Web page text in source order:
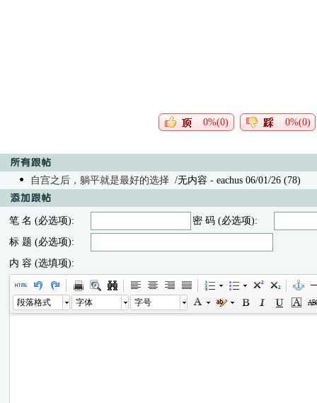
0%(0) 0%(0)
自宫之后，躺平就是最好的选择 /无内容 - eachus 06/01/26 (78)
笔 名 (必选项):
密 码 (必选项):
标 题 (必选项):
内 容 (选填项):
段落格式 字体 字号